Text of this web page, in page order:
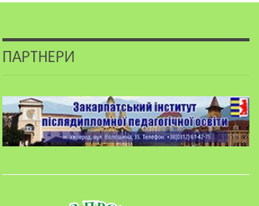
ПАРТНЕРИ